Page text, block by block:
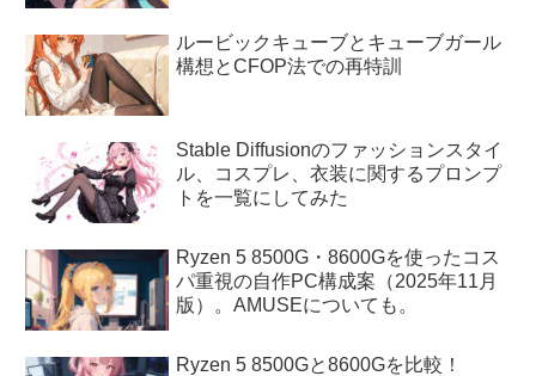
ルービックキューブとキューブガール
構想とCFOP法での再特訓
Stable Diffusionのファッションスタイ
ル、コスプレ、衣装に関するプロンプ
トを一覧にしてみた
Ryzen 5 8500G・8600Gを使ったコス
パ重視の自作PC構成案（2025年11月
版）。AMUSEについても。
Ryzen 5 8500Gと8600Gを比較！